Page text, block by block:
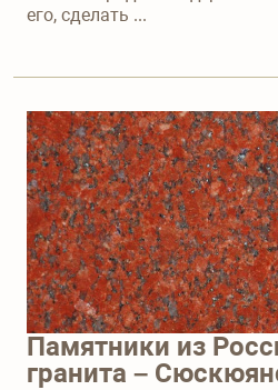
его, сделать ...
Памятники из
гранита –